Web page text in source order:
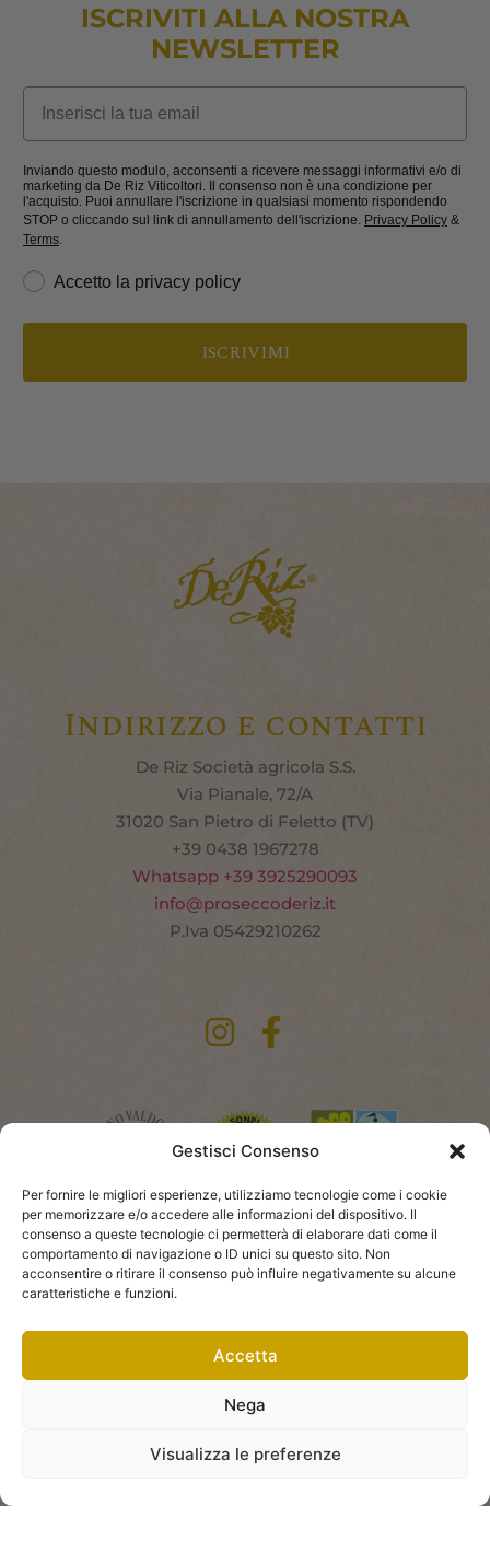
Gestisci Consenso
Per fornire le migliori esperienze, utilizziamo tecnologie come i cookie
per memorizzare e/o accedere alle informazioni del dispositivo. Il
consenso a queste tecnologie ci permetterà di elaborare dati come il
comportamento di navigazione o ID unici su questo sito. Non
acconsentire o ritirare il consenso può influire negativamente su alcune
caratteristiche e funzioni.
Accetta
Nega
Visualizza le preferenze
ISCRIVITI ALLA NOSTRA
NEWSLETTER
Email
Inviando questo modulo, acconsenti a ricevere messaggi informativi e/o di
marketing da De Riz Viticoltori. Il consenso non è una condizione per
l'acquisto. Puoi annullare l'iscrizione in qualsiasi momento rispondendo
STOP o cliccando sul link di annullamento dell'iscrizione. Privacy Policy &
Terms
privacyAccetto la privacy policy
ISCRIVIMI
Indirizzo e contatti
De Riz Società agricola S.S.
Via Pianale, 72/A
31020 San Pietro di Feletto (TV)
+39 0438 1967278
Whatsapp +39 3925290093
info@proseccoderiz.it
P.Iva 05429210262
| Privacy Policy|Termini e condizioni